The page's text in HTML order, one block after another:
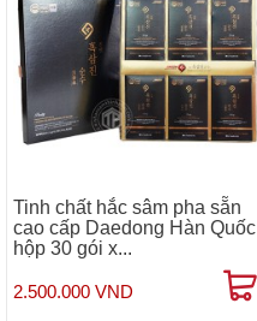
Tinh chất hắc sâm pha sẵn
cao cấp Daedong Hàn Quốc
hộp 30 gói x...
2.500.000 VND